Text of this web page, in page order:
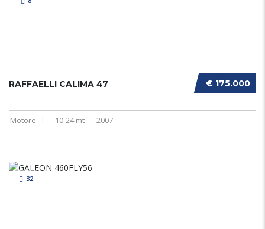
€ 175.000
RAFFAELLI CALIMA 47
Motore 10-24 mt 2007
32